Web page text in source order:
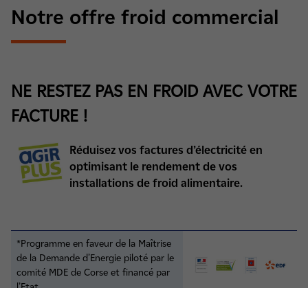
Notre offre froid commercial
NE RESTEZ PAS EN FROID AVEC VOTRE
FACTURE !
Réduisez vos factures d’électricité en
optimisant le rendement de vos
installations de froid alimentaire.
*Programme en faveur de la Maîtrise
de la Demande d’Energie piloté par le
comité MDE de Corse et financé par